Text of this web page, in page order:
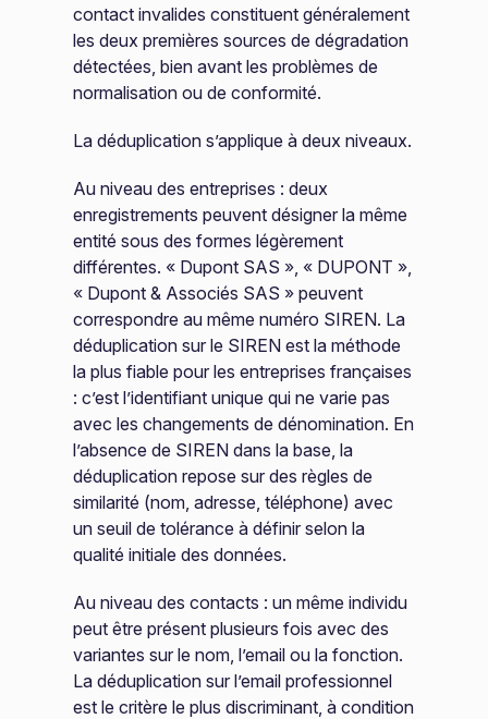
contact invalides constituent généralement
les deux premières sources de dégradation
détectées, bien avant les problèmes de
normalisation ou de conformité.
La déduplication s’applique à deux niveaux.
Au niveau des entreprises : deux
enregistrements peuvent désigner la même
entité sous des formes légèrement
différentes. « Dupont SAS », « DUPONT »,
« Dupont & Associés SAS » peuvent
correspondre au même numéro SIREN. La
déduplication sur le SIREN est la méthode
la plus fiable pour les entreprises françaises
: c’est l’identifiant unique qui ne varie pas
avec les changements de dénomination. En
l’absence de SIREN dans la base, la
déduplication repose sur des règles de
similarité (nom, adresse, téléphone) avec
un seuil de tolérance à définir selon la
qualité initiale des données.
Au niveau des contacts : un même individu
peut être présent plusieurs fois avec des
variantes sur le nom, l’email ou la fonction.
La déduplication sur l’email professionnel
est le critère le plus discriminant, à condition